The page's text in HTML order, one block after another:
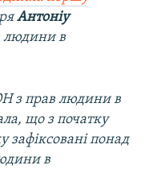
Антоніу
людини в
з прав людини в
що з початку
зафіксовані понад
в